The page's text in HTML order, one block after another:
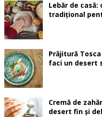
Lebăr de
tradițional
Prăjitură
faci un
Cremă de
desert fin și